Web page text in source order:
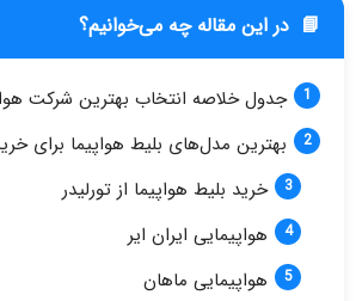
📘 در این مقاله چه می‌خوانیم؟
جدول خلاصه انتخاب بهترین شرکت
بهترین مدل‌های بلیط هواپیما برای
خرید بلیط هواپیما از تورلیدر
هواپیمایی ایران ایر
هواپیمایی ماهان